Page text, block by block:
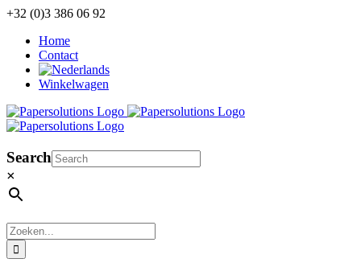
Ga
inhoud
+32 (0)3 386 06 92
Home
Contact
Winkelwagen
Search
×
Zoeken
naar: